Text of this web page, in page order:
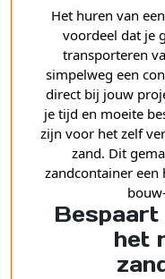
Het huren van
voordeel dat je
transporteren
simpelweg een
direct bij jouw
je tijd en moeite
zijn voor het zelf
zand. Dit
zandcontainer
Bespaart
het